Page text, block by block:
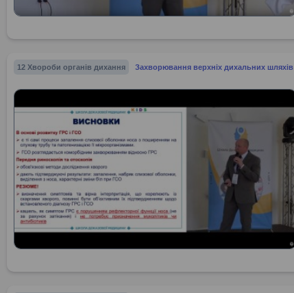
12 Хвороби органів дихання Захворювання верхніх дихальних шляхів